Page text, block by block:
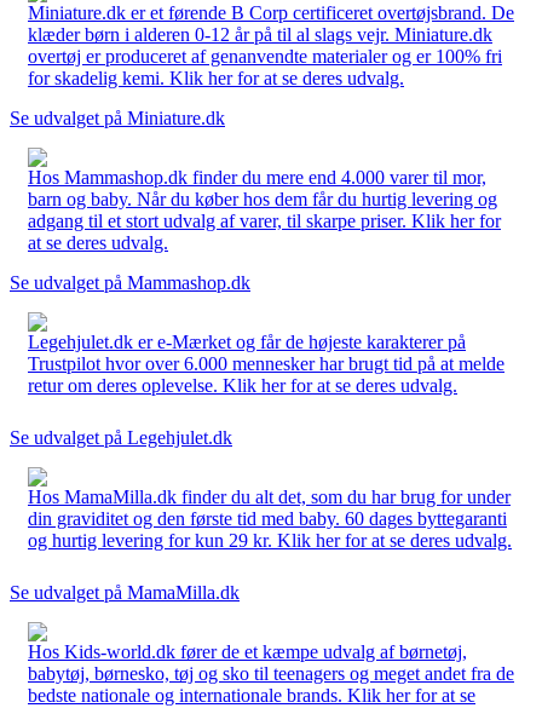
Miniature.dk er et førende B Corp certificeret overtøjsbrand. De
klæder børn i alderen 0-12 år på til al slags vejr. Miniature.dk
overtøj er produceret af genanvendte materialer og er 100% fri
for skadelig kemi. Klik her for at se deres udvalg.
Se udvalget på Miniature.dk
Hos Mammashop.dk finder du mere end 4.000 varer til mor,
barn og baby. Når du køber hos dem får du hurtig levering og
adgang til et stort udvalg af varer, til skarpe priser. Klik her for
at se deres udvalg.
Se udvalget på Mammashop.dk
Legehjulet.dk er e-Mærket og får de højeste karakterer på
Trustpilot hvor over 6.000 mennesker har brugt tid på at melde
retur om deres oplevelse. Klik her for at se deres udvalg.
Se udvalget på Legehjulet.dk
Hos MamaMilla.dk finder du alt det, som du har brug for under
din graviditet og den første tid med baby. 60 dages byttegaranti
og hurtig levering for kun 29 kr. Klik her for at se deres udvalg.
Se udvalget på MamaMilla.dk
Hos Kids-world.dk fører de et kæmpe udvalg af børnetøj,
babytøj, børnesko, tøj og sko til teenagers og meget andet fra de
bedste nationale og internationale brands. Klik her for at se